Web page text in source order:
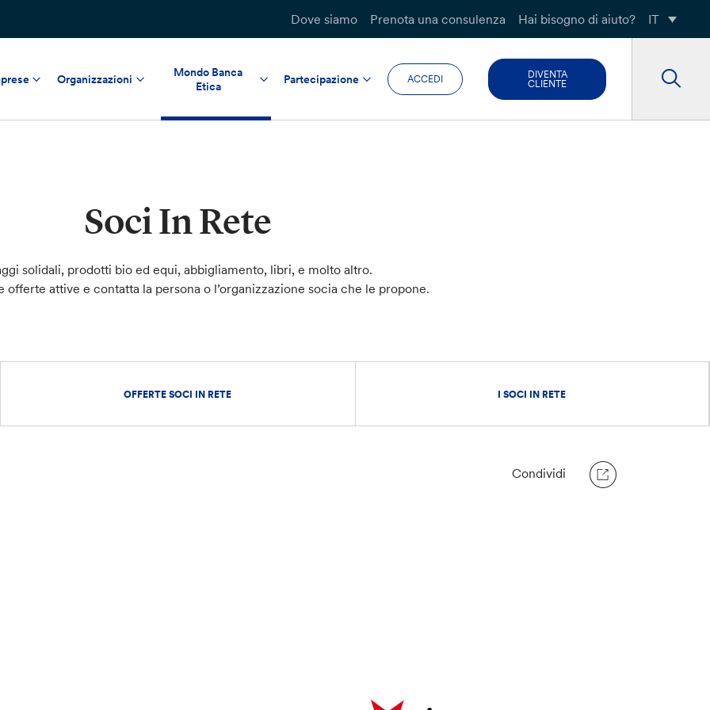
Dove siamo Prenota una consulenza Hai bisogno di aiuto? IT
Organizzazioni
Mondo Banca
Etica
Partecipazione ACCEDI
DIVENTA
CLIENTE
Soci In Rete
solidali, prodotti bio ed equi, abbigliamento, libri, e molto altro.
offerte attive e contatta la persona o l’organizzazione socia che le propone.
OFFERTE SOCI IN RETE I SOCI IN RETE
Condividi